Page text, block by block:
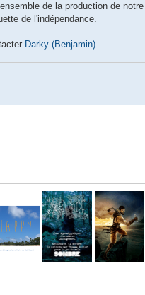
de la production de
de l'indépendance.
Darky (Benjamin).